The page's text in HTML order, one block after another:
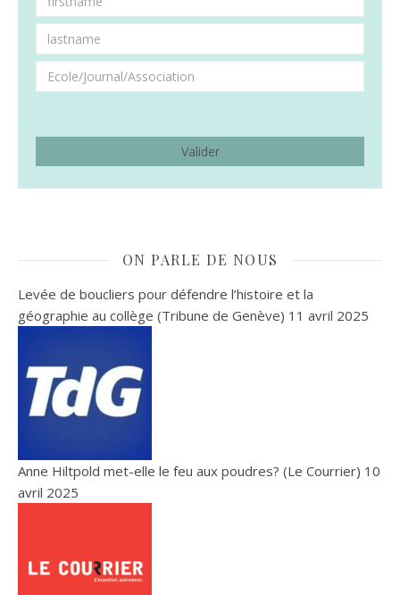
ON PARLE DE NOUS
Levée de boucliers pour défendre l’histoire et la
géographie au collège (Tribune de Genève) 11 avril 2025
Anne Hiltpold met-elle le feu aux poudres? (Le Courrier) 10
avril 2025